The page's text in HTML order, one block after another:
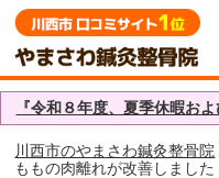
『令和８年度、夏季休暇お
川西市のやまさわ鍼灸整骨院
ももの肉離れが改善しました